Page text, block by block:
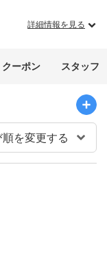
詳細情報を見る
クーポン スタッフ